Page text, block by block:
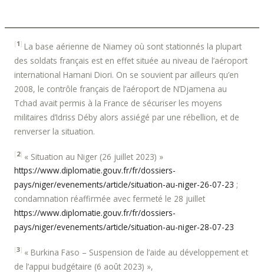
[1] La base aérienne de Niamey où sont stationnés la plupart
des soldats français est en effet située au niveau de l’aéroport
international Hamani Diori. On se souvient par ailleurs qu’en
2008, le contrôle français de l’aéroport de N’Djamena au
Tchad avait permis à la France de sécuriser les moyens
militaires d’Idriss Déby alors assiégé par une rébellion, et de
renverser la situation.
[2] « Situation au Niger (26 juillet 2023) »
https://www.diplomatie.gouv.fr/fr/dossiers-
pays/niger/evenements/article/situation-au-niger-26-07-23 ;
condamnation réaffirmée avec fermeté le 28 juillet
https://www.diplomatie.gouv.fr/fr/dossiers-
pays/niger/evenements/article/situation-au-niger-28-07-23
[3] « Burkina Faso – Suspension de l’aide au développement et
de l’appui budgétaire (6 août 2023) »,